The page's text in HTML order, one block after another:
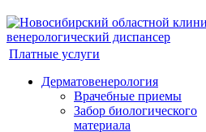
Платные услуги
Дерматовенерология
Врачебные приемы
Забор биологического
материала